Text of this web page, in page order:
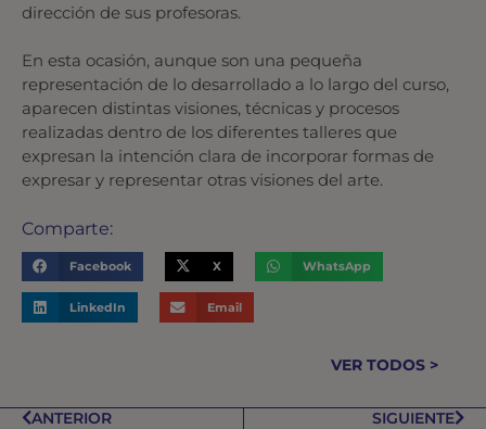
dirección de sus profesoras.
En esta ocasión, aunque son una pequeña
representación de lo desarrollado a lo largo del curso,
aparecen distintas visiones, técnicas y procesos
realizadas dentro de los diferentes talleres que
expresan la intención clara de incorporar formas de
expresar y representar otras visiones del arte.
Comparte:
Facebook X WhatsApp
LinkedIn Email
VER TODOS >
ANTERIOR SIGUIENTE